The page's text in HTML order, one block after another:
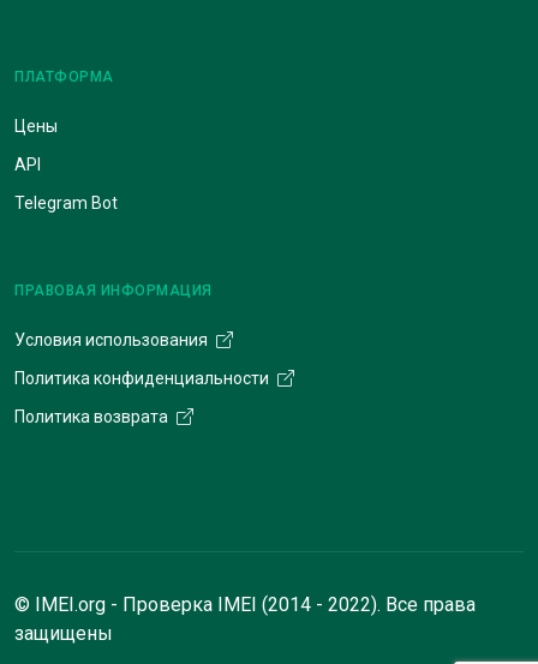
ПЛАТФОРМА
Цены
API
Telegram Bot
ПРАВОВАЯ ИНФОРМАЦИЯ
Условия использования
Политика конфиденциальности
Политика возврата
© IMEI.org - Проверка IMEI (2014 - 2022). Все права
защищены